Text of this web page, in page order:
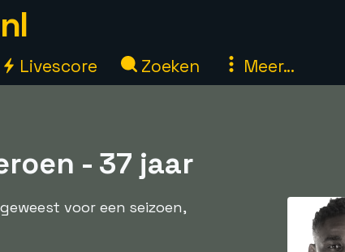
Livescore Zoeken Meer...
- 37 jaar
voor een seizoen,